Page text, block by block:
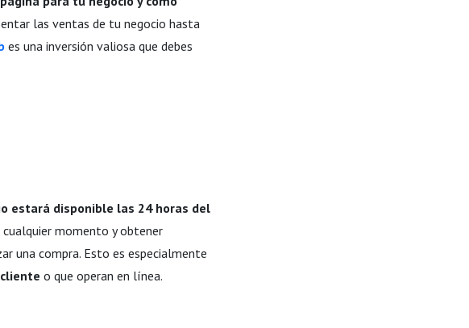
las ventas de tu negocio hasta
es una inversión valiosa que debes
estará disponible las 24 horas del
momento y obtener
una compra. Esto es especialmente
o que operan en línea.